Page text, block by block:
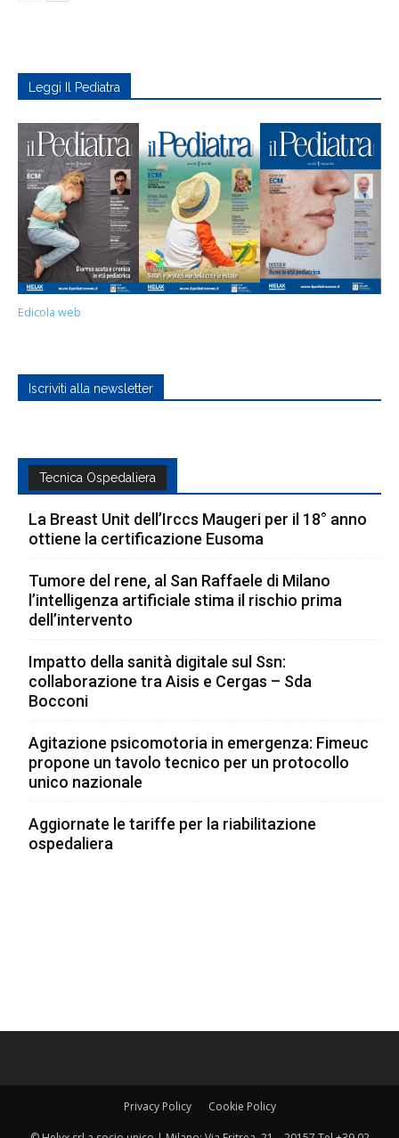
Leggi Il Pediatra
Edicola web
Iscriviti alla newsletter
Tecnica Ospedaliera
La Breast Unit dell’Irccs Maugeri per il 18° anno
ottiene la certificazione Eusoma
Tumore del rene, al San Raffaele di Milano
l’intelligenza artificiale stima il rischio prima
dell’intervento
Impatto della sanità digitale sul Ssn:
collaborazione tra Aisis e Cergas – Sda
Bocconi
Agitazione psicomotoria in emergenza: Fimeuc
propone un tavolo tecnico per un protocollo
unico nazionale
Aggiornate le tariffe per la riabilitazione
ospedaliera
Privacy Policy Cookie Policy